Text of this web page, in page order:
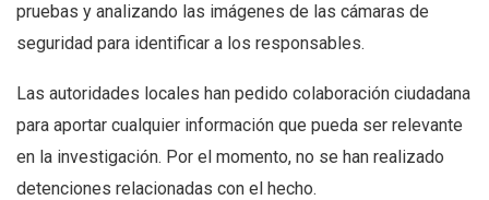
pruebas y analizando las imágenes de las cámaras de
seguridad para identificar a los responsables.
Las autoridades locales han pedido colaboración ciudadana
para aportar cualquier información que pueda ser relevante
en la investigación. Por el momento, no se han realizado
detenciones relacionadas con el hecho.